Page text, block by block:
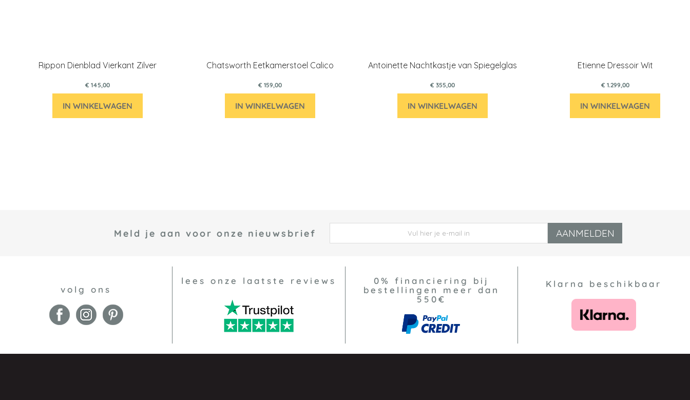
Rippon Dienblad Vierkant Zilver
€ 145,00
IN WINKELWAGEN
Chatsworth Eetkamerstoel Calico
€ 159,00
IN WINKELWAGEN
Antoinette Nachtkastje van Spiegelglas
€ 355,00
IN WINKELWAGEN
Etienne Dressoir Wit
€ 1.299,00
IN WINKELWAGEN
Meld je aan voor onze nieuwsbrief AANMELDEN
volg ons
lees onze laatste reviews
0% financiering bij
bestellingen meer dan
550€
Klarna beschikbaar